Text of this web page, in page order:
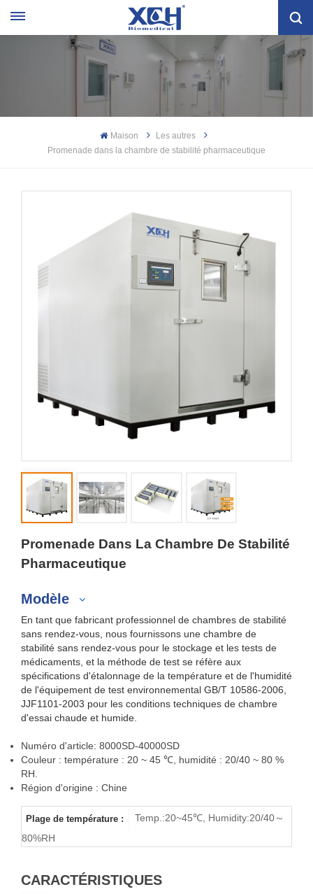
Maison
Les autres
Promenade dans la chambre de stabilité pharmaceutique
Promenade Dans La Chambre De Stabilité
Pharmaceutique
Modèle
Promenade Dans
La Chambre De
Stabilité
Pharmaceutique
8000L-40000L
En tant que fabricant professionnel de chambres de stabilité
sans rendez-vous, nous fournissons une chambre de
stabilité sans rendez-vous pour le stockage et les tests de
médicaments, et la méthode de test se réfère aux
spécifications d'étalonnage de la température et de l'humidité
de l'équipement de test environnemental GB/T 10586-2006,
JJF1101-2003 pour les conditions techniques de chambre
d'essai chaude et humide.
Numéro d'article: 8000SD-40000SD
Couleur : température : 20 ~ 45 ℃, humidité : 20/40 ~ 80 %
RH.
Région d'origine : Chine
Plage de température :
Temp.:20~45℃, Humidity:20/40～
80%RH
CARACTÉRISTIQUES